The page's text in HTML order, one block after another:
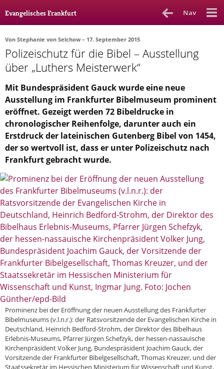
Evangelisches Frankfurt Nav
Rubrik Ausgabe Autor_in
Bücher & Filme
Ethik
Gott & Glauben
Kultur
Lebenslagen
Meinungen
Menschen
Stadtkirche
Aktuelle Printausgabe
Oktober 2017
Download
Informationen
Aus (nicht nur) Frankfurter Blogs
Videos
Beratung & Info
Von Stephanie von Selchow– 17. September 2015
Polizeischutz für die Bibel – Ausstellung
über „Luthers Meisterwerk“
Mit Bundespräsident Gauck wurde eine neue
Ausstellung im Frankfurter Bibelmuseum prominent
eröffnet. Gezeigt werden 72 Bibeldrucke in
chronologischer Reihenfolge, darunter auch ein
Erstdruck der lateinischen Gutenberg Bibel von 1454,
der so wertvoll ist, dass er unter Polizeischutz nach
Frankfurt gebracht wurde.
Prominenz bei der Eröffnung der neuen Ausstellung des Frankfurter
Bibelmuseums (v.l.n.r.): der Ratsvorsitzende der Evangelischen Kirche in
Deutschland, Heinrich Bedford-Strohm, der Direktor des Bibelhaus
Erlebnis-Museums, Pfarrer Jürgen Schefzyk, der hessen-nassauische
Kirchenpräsident Volker Jung, Bundespräsident Joachim Gauck, der
Vorsitzende der Frankfurter Bibelgesellschaft, Thomas Kreuzer, und der
Staatssekretär im Hessischen Ministerium für Wissenschaft und Kunst,